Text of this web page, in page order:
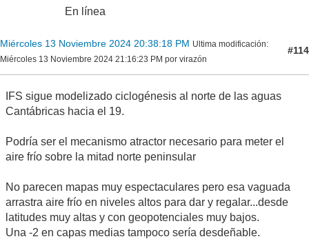
En línea
Miércoles 13 Noviembre 2024 20:38:18 PM Ultima modificación:
Miércoles 13 Noviembre 2024 21:16:23 PM por virazón
#114
IFS sigue modelizado ciclogénesis al norte de las aguas
Cantábricas hacia el 19.
Podría ser el mecanismo atractor necesario para meter el
aire frío sobre la mitad norte peninsular
No parecen mapas muy espectaculares pero esa vaguada
arrastra aire frío en niveles altos para dar y regalar...desde
latitudes muy altas y con geopotenciales muy bajos.
Una -2 en capas medias tampoco sería desdeñable.